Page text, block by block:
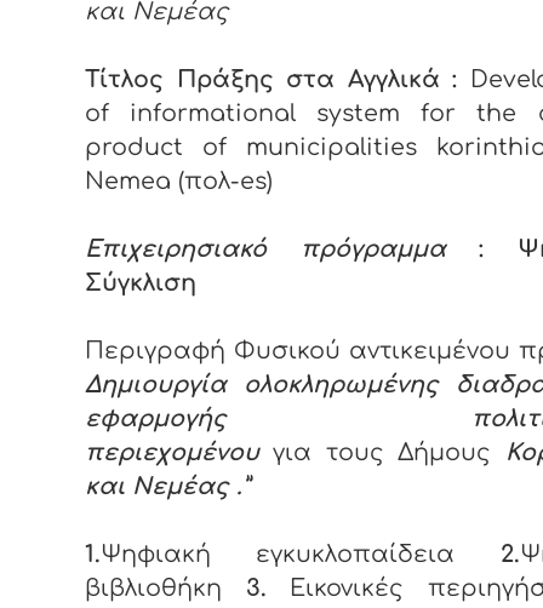
και Νεμέας
Τίτλος Πράξης στα Αγγλικά :
of informational system for the
product of municipalities
Nemea (πολ-es)
Eπιχειρησιακό πρόγραμμα:
Σύγκλιση
Περιγραφή Φυσικού αντικειμένου
Δημιουργία ολοκληρωμένης
εφαρμογής
περιεχομένουγια τους Δήμους
και Νεμέας .”
1.Ψηφιακή εγκυκλοπαίδεια 2.
βιβλιοθήκη 3. Εικονικές